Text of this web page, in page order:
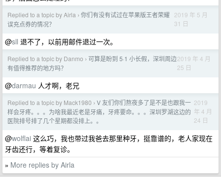
Replied to a topic by Airla › 你们有没有试过在苹果版王者荣耀
误充点券的情况？
2019 年 5 月
31 日
@sll 退不了，以前用邮件退过一次。
Replied to a topic by Danmo › 可算是盼到 5·1 小长假，深圳周边
有值得推荐的地方吗？
2019 年 4 月
25 日
@darmau 人才啊，老兄
Replied to a topic by Mack1980 › V 友们你们熬夜多了是不是也跟我一
样会牙疼。。。为啥我最近老是牙痛，牙疼要命。。。深圳罗湖这边的
医院排号排了几个星期都没排上。。
2019
年 4 月
24 日
@wolflai 这么巧，我也带过我爸去那里种牙，挺靠谱的，老人家现在
牙齿还行，等着复诊。
» More replies by Airla